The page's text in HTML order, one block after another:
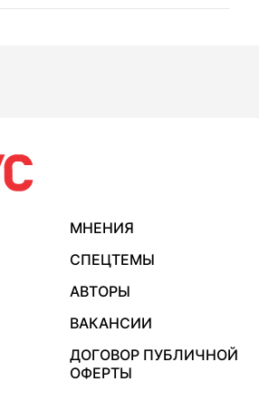
МНЕНИЯ
СПЕЦТЕМЫ
АВТОРЫ
ВАКАНСИИ
ДОГОВОР ПУБЛИЧНОЙ
ОФЕРТЫ